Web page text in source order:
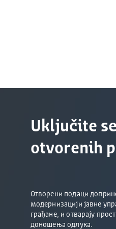
Uključite
otvorenih
Отворени подаци
модернизацији јавне
грађане, и отварају
доношења одлука.